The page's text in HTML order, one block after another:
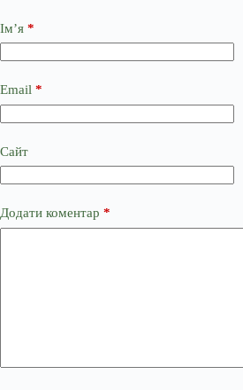
Ім’я *
Email *
Сайт
Додати коментар *